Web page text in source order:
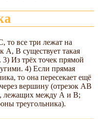
то все три лежат на
А, В существует такая
Из трёх точек прямой
4) Если прямая
то она пересекает ещё
вершину (отрезок AB
лежащих между А и В;
треугольника).